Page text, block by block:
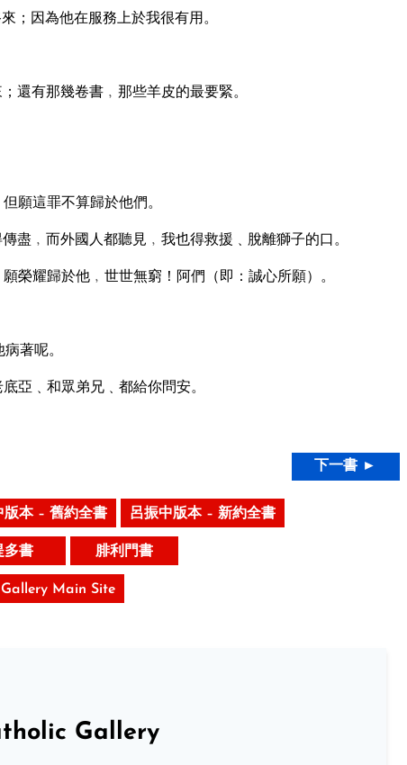
；因為他在服務上於我很有用。
還有那幾卷書﹐那些羊皮的最要緊。
願這罪不算歸於他們。
盡﹐而外國人都聽見﹐我也得救援﹑脫離獅子的口。
榮耀歸於他﹐世世無窮！阿們（即：誠心所願）。
著呢。
亞﹑和眾弟兄﹑都給你問安。
下一書 ►
版本 – 舊約全書 呂振中版本 – 新約全書
多書 腓利門書
Main Site
Gallery